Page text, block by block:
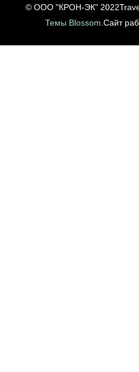
© ООО "КРОН-ЭК" 2022
Темы Blossom .Сайт